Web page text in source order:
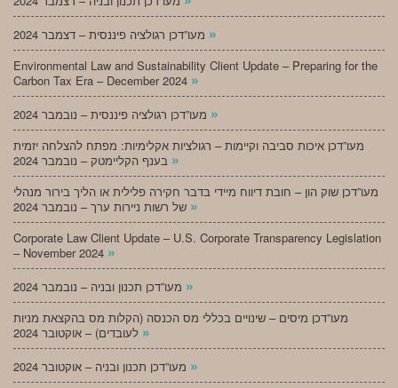
»
Environmental Law and Sustainability Client Update – Preparing for the
Carbon Tax Era – December 2024 »
»
מעו”דכן איכות סביבה וקיימות – רגולציות אקלימיות: מפתח להצלחה יזמית
»
מעו”דכן שוק הון – חובת דיווח מיידי בדבר חקירה פלילית או הליך בירור מנהלי
»
Corporate Law Client Update – U.S. Corporate Transparency Legislation
– November 2024 »
»
מעו”דכן מיסים – שינויים בכללי מס הכנסה (הקלות מס בהקצאת מניות
»
»